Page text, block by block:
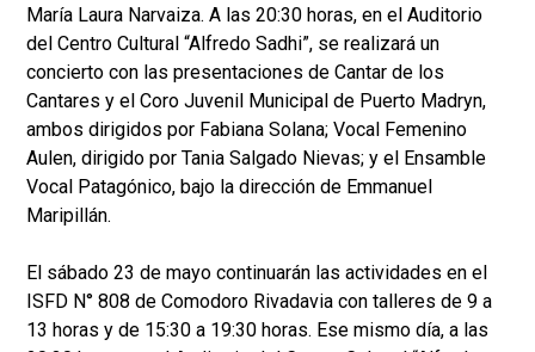
María Laura Narvaiza. A las 20:30 horas, en el Auditorio
del Centro Cultural “Alfredo Sadhi”, se realizará un
concierto con las presentaciones de Cantar de los
Cantares y el Coro Juvenil Municipal de Puerto Madryn,
ambos dirigidos por Fabiana Solana; Vocal Femenino
Aulen, dirigido por Tania Salgado Nievas; y el Ensamble
Vocal Patagónico, bajo la dirección de Emmanuel
Maripillán.
El sábado 23 de mayo continuarán las actividades en el
ISFD N° 808 de Comodoro Rivadavia con talleres de 9 a
13 horas y de 15:30 a 19:30 horas. Ese mismo día, a las